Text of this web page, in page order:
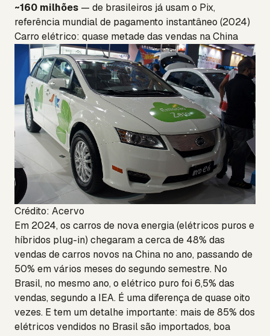
~160 milhões — de brasileiros já usam o Pix,
referência mundial de pagamento instantâneo (2024)
Carro elétrico: quase metade das vendas na China
Crédito: Acervo
Em 2024, os carros de nova energia (elétricos puros e
híbridos plug-in) chegaram a cerca de 48% das
vendas de carros novos na China no ano, passando de
50% em vários meses do segundo semestre. No
Brasil, no mesmo ano, o elétrico puro foi 6,5% das
vendas, segundo a IEA. É uma diferença de quase oito
vezes. E tem um detalhe importante: mais de 85% dos
elétricos vendidos no Brasil são importados, boa